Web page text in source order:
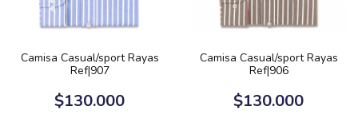
Camisa Casual/sport Rayas
Ref|907
$130.000
Camisa Casual/sport Rayas
Ref|906
$130.000